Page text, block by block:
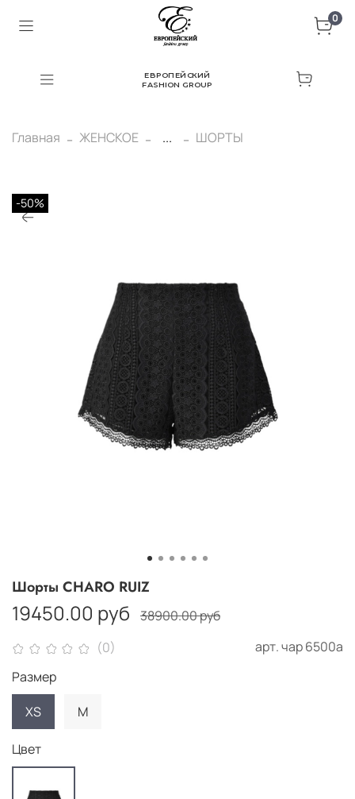
0
ЕВРОПЕЙСКИЙ
FASHION GROUP
Главная ЖЕНСКОЕ ... ШОРТЫ
-50%
(0) арт.чар 6500а
Шорты CHARO RUIZ
19450.00 руб 38900.00 руб
Размер
XS
M
Цвет